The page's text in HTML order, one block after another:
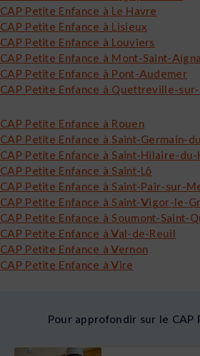
CAP Petite Enfance à Le Havre
CAP Petite Enfance à Lisieux
CAP Petite Enfance à Louviers
CAP Petite Enfance à Mont-Saint-
CAP Petite Enfance à Pont-Audemer
CAP Petite Enfance à Quettreville-sur-
CAP Petite Enfance à Rouen
CAP Petite Enfance à Saint-Germain-
CAP Petite Enfance à Saint-Hilaire-
CAP Petite Enfance à Saint-Lô
CAP Petite Enfance à Saint-Pair-sur-
CAP Petite Enfance à Saint-Vigor-le-
CAP Petite Enfance à Soumont-Saint-
CAP Petite Enfance à Val-de-Reuil
CAP Petite Enfance à Vernon
CAP Petite Enfance à Vire
Pour approfondir sur le CAP